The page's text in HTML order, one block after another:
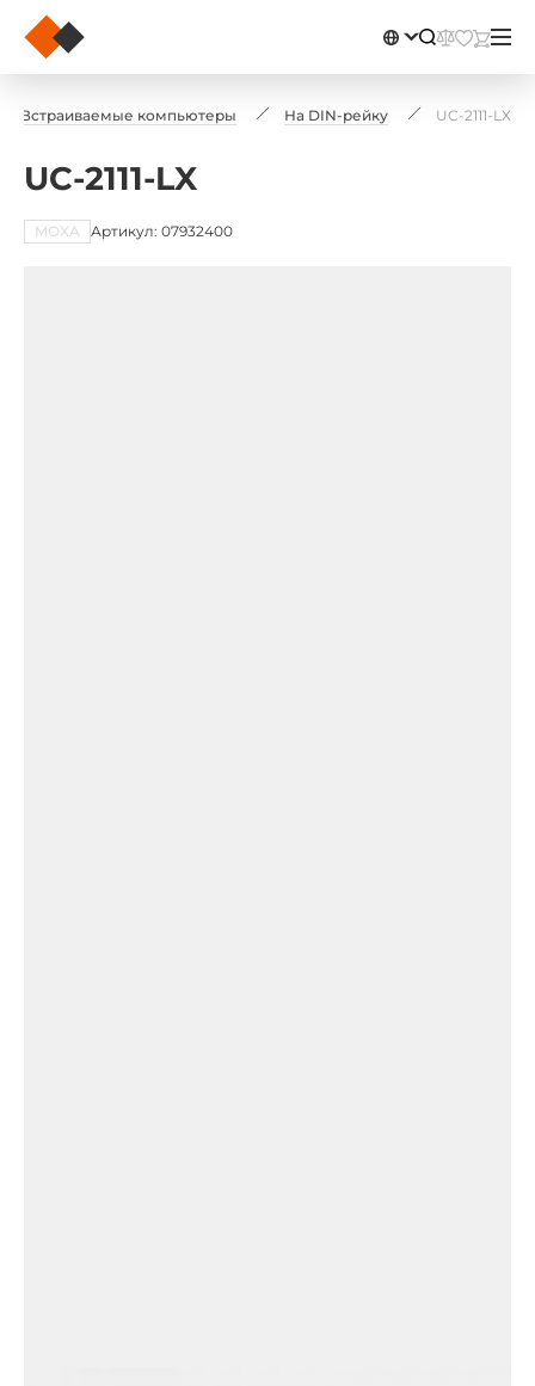
Встраиваемые компьютеры На DIN-рейку UC-2111-LX
UC-2111-LX
MOXA Артикул: 07932400